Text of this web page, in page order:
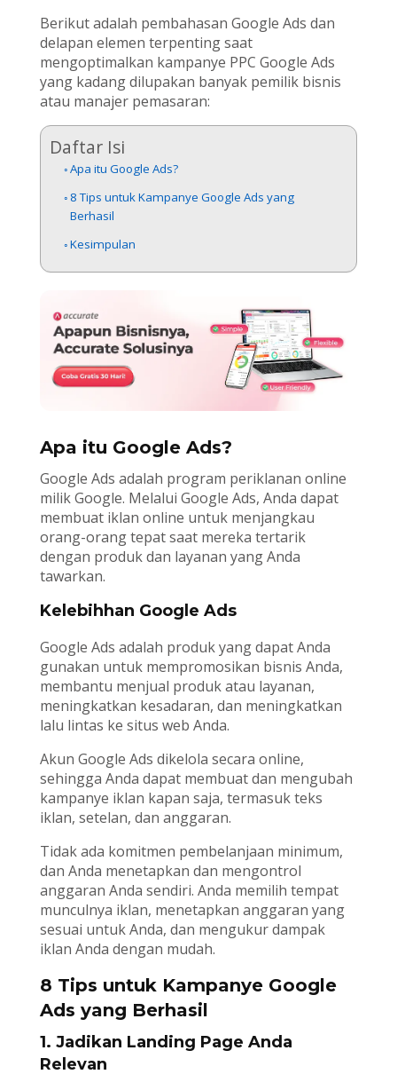
Berikut adalah pembahasan Google Ads dan
delapan elemen terpenting saat
mengoptimalkan kampanye PPC Google Ads
yang kadang dilupakan banyak pemilik bisnis
atau manajer pemasaran:
Daftar Isi
Apa itu Google Ads?
8 Tips untuk Kampanye Google Ads yang
Berhasil
Kesimpulan
Apa itu Google Ads?
Google Ads adalah program periklanan online
milik Google. Melalui Google Ads, Anda dapat
membuat iklan online untuk menjangkau
orang-orang tepat saat mereka tertarik
dengan produk dan layanan yang Anda
tawarkan.
Kelebihhan Google Ads
Google Ads adalah produk yang dapat Anda
gunakan untuk mempromosikan bisnis Anda,
membantu menjual produk atau layanan,
meningkatkan kesadaran, dan meningkatkan
lalu lintas ke situs web Anda.
Akun Google Ads dikelola secara online,
sehingga Anda dapat membuat dan mengubah
kampanye iklan kapan saja, termasuk teks
iklan, setelan, dan anggaran.
Tidak ada komitmen pembelanjaan minimum,
dan Anda menetapkan dan mengontrol
anggaran Anda sendiri. Anda memilih tempat
munculnya iklan, menetapkan anggaran yang
sesuai untuk Anda, dan mengukur dampak
iklan Anda dengan mudah.
8 Tips untuk Kampanye Google
Ads yang Berhasil
1. Jadikan Landing Page Anda
Relevan